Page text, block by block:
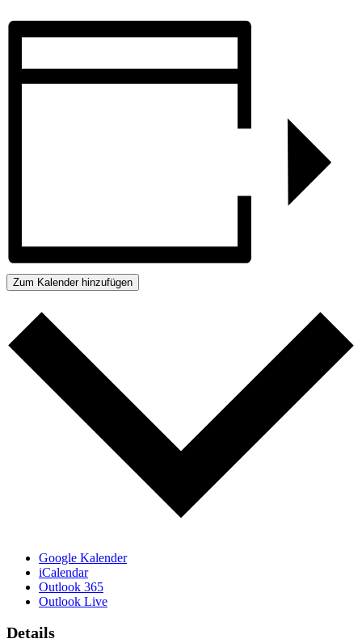
Zum Kalender hinzufügen
Google Kalender
iCalendar
Outlook 365
Outlook Live
Details